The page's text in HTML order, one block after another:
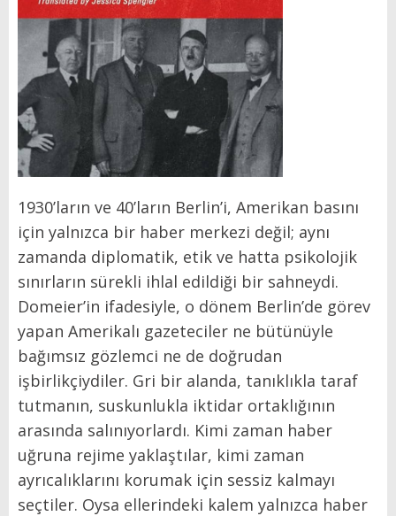
1930’ların ve 40’ların Berlin’i, Amerikan basını
için yalnızca bir haber merkezi değil; aynı
zamanda diplomatik, etik ve hatta psikolojik
sınırların sürekli ihlal edildiği bir sahneydi.
Domeier’in ifadesiyle, o dönem Berlin’de görev
yapan Amerikalı gazeteciler ne bütünüyle
bağımsız gözlemci ne de doğrudan
işbirlikçiydiler. Gri bir alanda, tanıklıkla taraf
tutmanın, suskunlukla iktidar ortaklığının
arasında salınıyorlardı. Kimi zaman haber
uğruna rejime yaklaştılar, kimi zaman
ayrıcalıklarını korumak için sessiz kalmayı
seçtiler. Oysa ellerindeki kalem yalnızca haber